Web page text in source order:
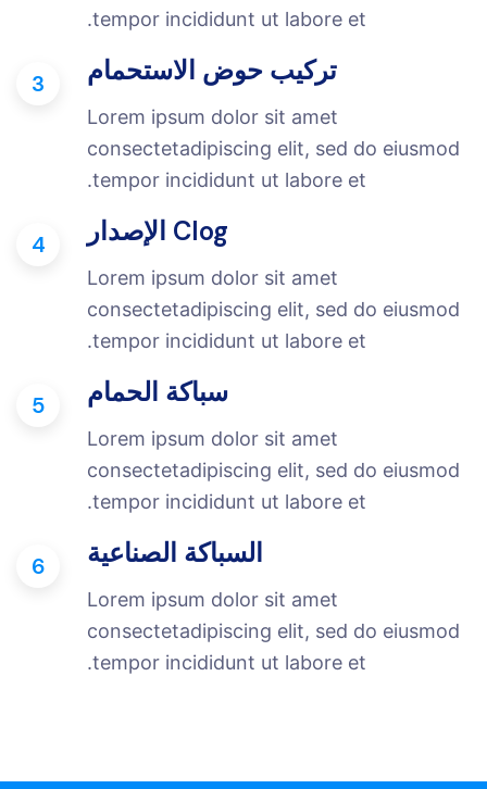
tempor incididunt ut labore et.
تركيب حوض الاستحمام
Lorem ipsum dolor sit amet
consectetadipiscing elit, sed do eiusmod
tempor incididunt ut labore et.
Clog الإصدار
Lorem ipsum dolor sit amet
consectetadipiscing elit, sed do eiusmod
tempor incididunt ut labore et.
سباكة الحمام
Lorem ipsum dolor sit amet
consectetadipiscing elit, sed do eiusmod
tempor incididunt ut labore et.
السباكة الصناعية
Lorem ipsum dolor sit amet
consectetadipiscing elit, sed do eiusmod
tempor incididunt ut labore et.